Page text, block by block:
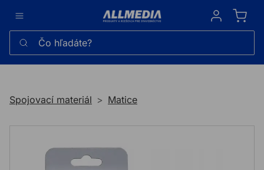
Sign in
Čo hľadáte?
Spojovací materiál Matice